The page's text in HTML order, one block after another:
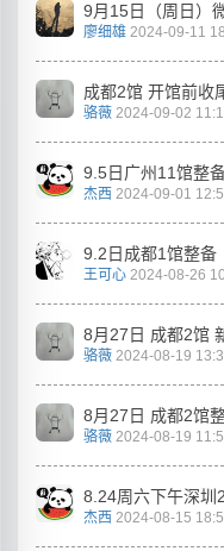
9月15日（周日）
廖细雄 2024-09-11
成都2馆 开馆前收
骆薇 2024-09-02
9.5日广州11馆整
杰西 2024-09-01
9.2日成都1馆整备
王可心 2024-08-26
8月27日 成都2馆
骆薇 2024-08-19
8月27日 成都2馆
骆薇 2024-08-19
8.24周六下午深圳
杰西 2024-08-15